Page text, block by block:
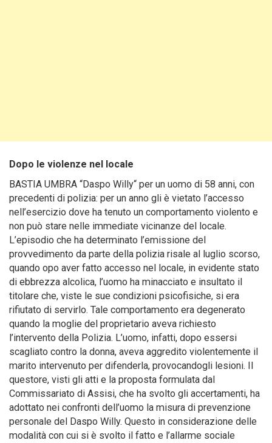
Dopo le violenze nel locale
BASTIA UMBRA “Daspo Willy“ per un uomo di 58 anni, con
precedenti di polizia: per un anno gli è vietato l’accesso
nell’esercizio dove ha tenuto un comportamento violento e
non può stare nelle immediate vicinanze del locale.
L’episodio che ha determinato l’emissione del
provvedimento da parte della polizia risale al luglio scorso,
quando opo aver fatto accesso nel locale, in evidente stato
di ebbrezza alcolica, l’uomo ha minacciato e insultato il
titolare che, viste le sue condizioni psicofisiche, si era
rifiutato di servirlo. Tale comportamento era degenerato
quando la moglie del proprietario aveva richiesto
l’intervento della Polizia. L’uomo, infatti, dopo essersi
scagliato contro la donna, aveva aggredito violentemente il
marito intervenuto per difenderla, provocandogli lesioni. Il
questore, visti gli atti e la proposta formulata dal
Commissariato di Assisi, che ha svolto gli accertamenti, ha
adottato nei confronti dell’uomo la misura di prevenzione
personale del Daspo Willy. Questo in considerazione delle
modalità con cui si è svolto il fatto e l’allarme sociale